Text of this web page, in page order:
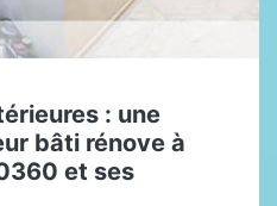
: une
bâti rénove à
et ses